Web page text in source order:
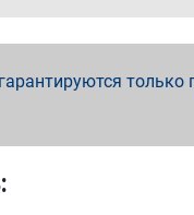
только